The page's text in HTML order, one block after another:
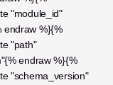
"module_id"
endraw %}{%
"path"
endraw %}{%
"schema_version"